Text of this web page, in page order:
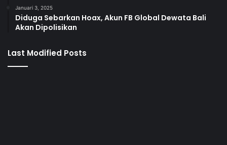
Januari 3, 2025
Diduga Sebarkan Hoax, Akun FB Global Dewata Bali
Akan Dipolisikan
Last Modified Posts